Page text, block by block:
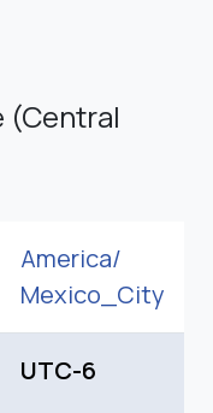
(Central
America/
Mexico_City
UTC-6